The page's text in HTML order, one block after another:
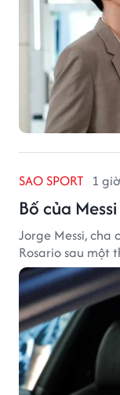
SAO SPORT 1
Bố của
Jorge Messi, cha
Rosario sau một